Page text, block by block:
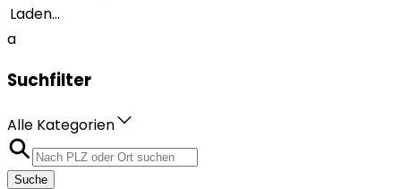
Laden...
a
Suchfilter
Alle Kategorien
Suche